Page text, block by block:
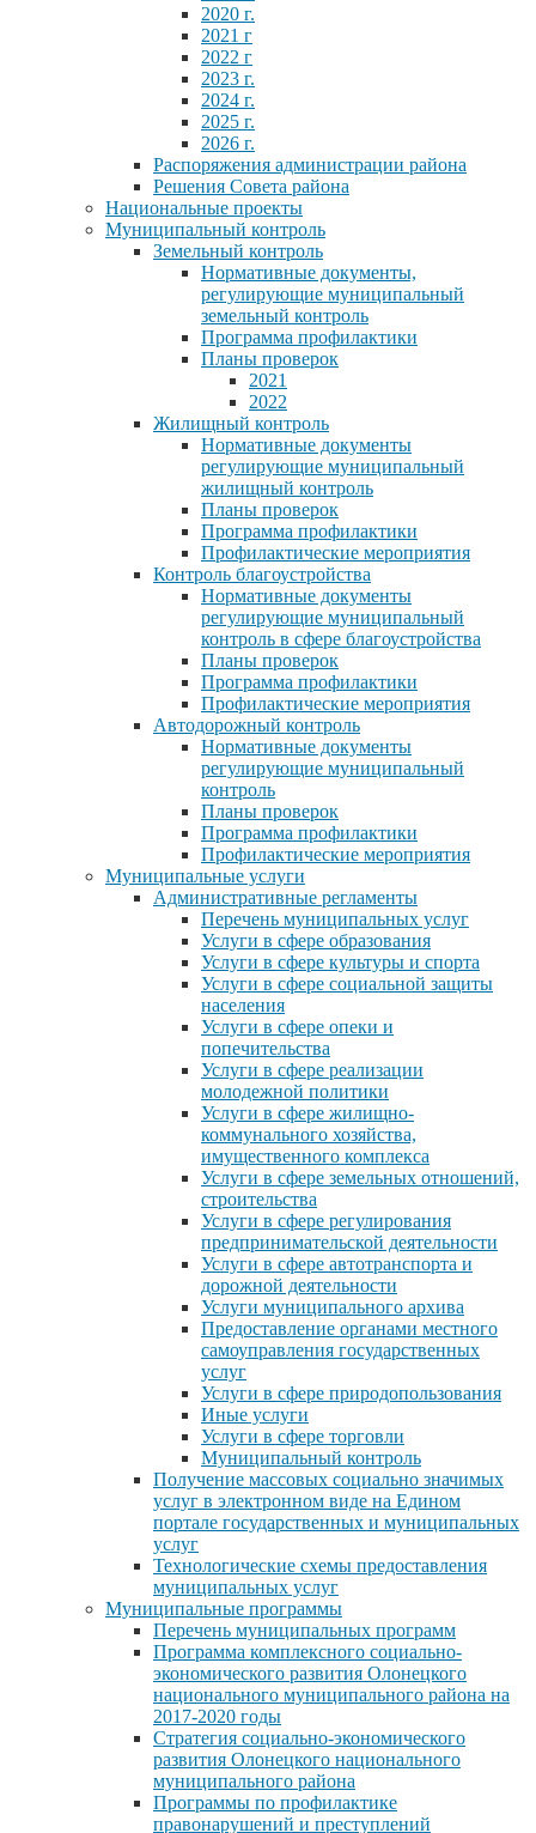
2020 г.
2021 г
2022 г
2023 г.
2024 г.
2025 г.
2026 г.
Распоряжения администрации района
Решения Совета района
Национальные проекты
Муниципальный контроль
Земельный контроль
Нормативные документы,
регулирующие муниципальный
земельный контроль
Программа профилактики
Планы проверок
2021
2022
Жилищный контроль
Нормативные документы
регулирующие муниципальный
жилищный контроль
Планы проверок
Программа профилактики
Профилактические мероприятия
Контроль благоустройства
Нормативные документы
регулирующие муниципальный
контроль в сфере благоустройства
Планы проверок
Программа профилактики
Профилактические мероприятия
Автодорожный контроль
Нормативные документы
регулирующие муниципальный
контроль
Планы проверок
Программа профилактики
Профилактические мероприятия
Муниципальные услуги
Административные регламенты
Перечень муниципальных услуг
Услуги в сфере образования
Услуги в сфере культуры и спорта
Услуги в сфере социальной защиты
населения
Услуги в сфере опеки и
попечительства
Услуги в сфере реализации
молодежной политики
Услуги в сфере жилищно-
коммунального хозяйства,
имущественного комплекса
Услуги в сфере земельных отношений,
строительства
Услуги в сфере регулирования
предпринимательской деятельности
Услуги в сфере автотранспорта и
дорожной деятельности
Услуги муниципального архива
Предоставление органами местного
самоуправления государственных
услуг
Услуги в сфере природопользования
Иные услуги
Услуги в сфере торговли
Муниципальный контроль
Получение массовых социально значимых
услуг в электронном виде на Едином
портале государственных и муниципальных
услуг
Технологические схемы предоставления
муниципальных услуг
Муниципальные программы
Перечень муниципальных программ
Программа комплексного социально-
экономического развития Олонецкого
национального муниципального района на
2017-2020 годы
Стратегия социально-экономического
развития Олонецкого национального
муниципального района
Программы по профилактике
правонарушений и преступлений